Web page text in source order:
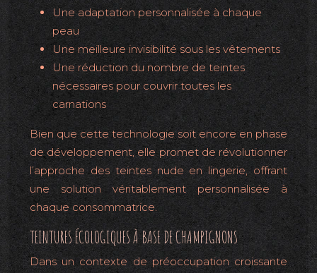
Une adaptation personnalisée à chaque
peau
Une meilleure invisibilité sous les vêtements
Une réduction du nombre de teintes
nécessaires pour couvrir toutes les
carnations
Bien que cette technologie soit encore en phase
de développement, elle promet de révolutionner
l’approche des teintes nude en lingerie, offrant
une solution véritablement personnalisée à
chaque consommatrice.
TEINTURES ÉCOLOGIQUES À BASE DE CHAMPIGNONS
Dans un contexte de préoccupation croissante